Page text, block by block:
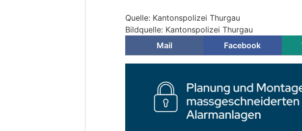
Quelle: Kantonspolizei Thurgau
Bildquelle: Kantonspolizei Thurgau
Mail
Facebook